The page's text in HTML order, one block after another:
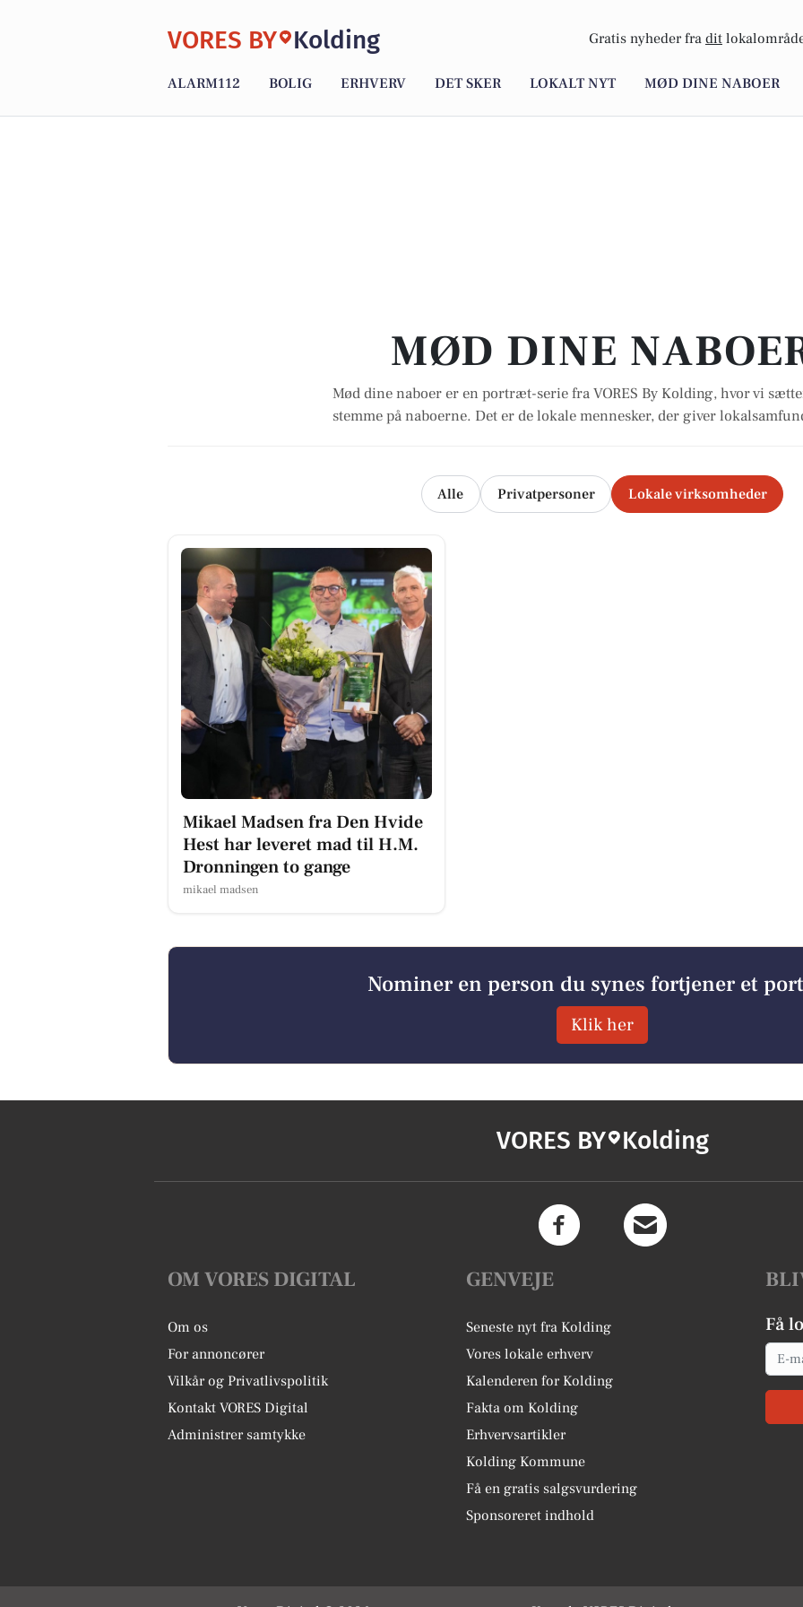
VORES BY Kolding Gratis nyheder fra dit
ALARM112 BOLIG ERHVERV DET SKER LOKALT NYT MØD DINE NABOER
MØD DINE
Mød dine naboer er en portræt-serie fra VORES By Kolding, hvor vi
stemme på naboerne. Det er de lokale mennesker, der giver
Alle Privatpersoner Lokale virksomheder
Mikael Madsen fra Den Hvide
Hest har leveret mad til H.M.
Dronningen to gange
mikael madsen
Nominer en person du synes fortjener et
Klik her
VORES BY Kolding
OM VORES DIGITAL
Om os
For annoncører
Vilkår og Privatlivspolitik
Kontakt VORES Digital
Administrer samtykke
GENVEJE
Seneste nyt fra Kolding
Vores lokale erhverv
Kalenderen for Kolding
Fakta om Kolding
Erhvervsartikler
Kolding Kommune
Få en gratis salgsvurdering
Sponsoreret indhold
Få
Email